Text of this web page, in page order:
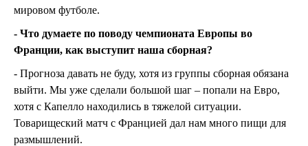
мировом футболе.
- Что думаете по поводу чемпионата Европы во
Франции, как выступит наша сборная?
- Прогноза давать не буду, хотя из группы сборная обязана
выйти. Мы уже сделали большой шаг – попали на Евро,
хотя с Капелло находились в тяжелой ситуации.
Товарищеский матч с Францией дал нам много пищи для
размышлений.